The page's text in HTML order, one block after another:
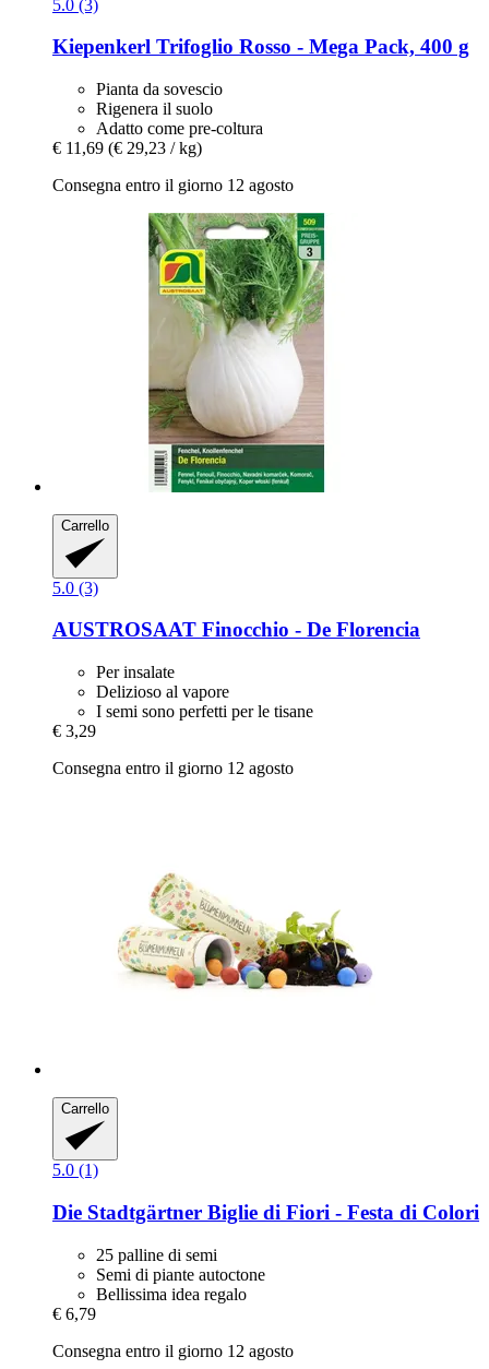
5.0 (3)
Kiepenkerl Trifoglio Rosso -​ Mega Pack, 400 g
Pianta da sovescio
Rigenera il suolo
Adatto come pre-coltura
€ 11,69 (€ 29,23 / kg)
Consegna entro il giorno 12 agosto
Carrello
5.0 (3)
AUSTROSAAT Finocchio -​ De Florencia
Per insalate
Delizioso al vapore
I semi sono perfetti per le tisane
€ 3,29
Consegna entro il giorno 12 agosto
Carrello
5.0 (1)
Die Stadtgärtner Biglie di Fiori -​ Festa di Colori
25 palline di semi
Semi di piante autoctone
Bellissima idea regalo
€ 6,79
Consegna entro il giorno 12 agosto